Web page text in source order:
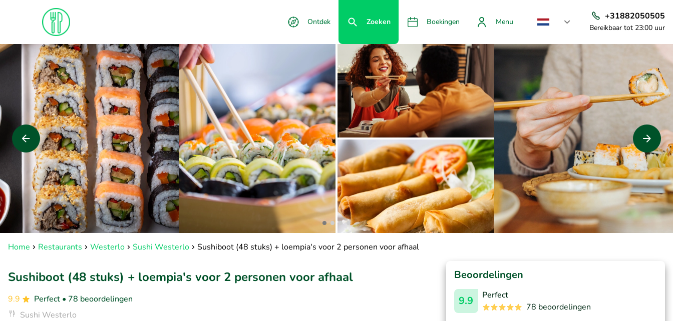
Ontdek Zoeken Boekingen Menu
+31882050505
Bereikbaar tot 23:00 uur
Home Restaurants Westerlo Sushi Westerlo Sushiboot (48 stuks) + loempia's voor 2 personen voor afhaal
Sushiboot (48 stuks) + loempia's voor 2 personen voor afhaal
9.9 Perfect • 78 beoordelingen
Sushi Westerlo
Beoordelingen
9.9
Perfect
78 beoordelingen